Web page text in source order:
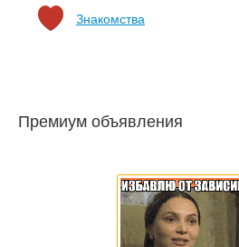
Знакомства
Премиум объявления